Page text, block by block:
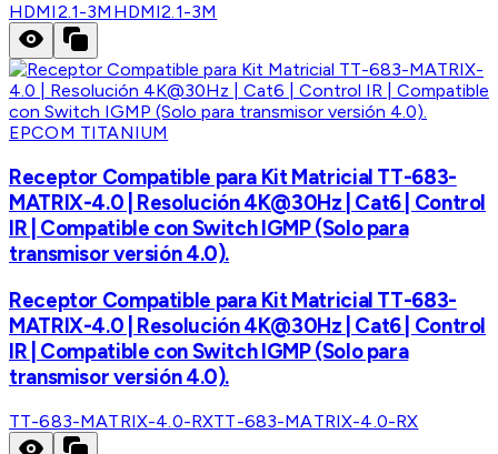
HDMI2.1-3M HDMI2.1-3M
EPCOM TITANIUM
Receptor Compatible para Kit Matricial TT-683-
MATRIX-4.0 | Resolución 4K@30Hz | Cat6 | Control
IR | Compatible con Switch IGMP (Solo para
transmisor versión 4.0).
Receptor Compatible para Kit Matricial TT-683-
MATRIX-4.0 | Resolución 4K@30Hz | Cat6 | Control
IR | Compatible con Switch IGMP (Solo para
transmisor versión 4.0).
TT-683-MATRIX-4.0-RXTT-683-MATRIX-4.0-RX